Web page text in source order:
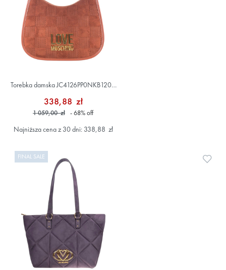
Torebka damska JC4126PP0NKB120A
338,88 zł
1 059,00 zł - 68%off
Najniższa cena z 30 dni: 338,88 zł
FINAL SALE